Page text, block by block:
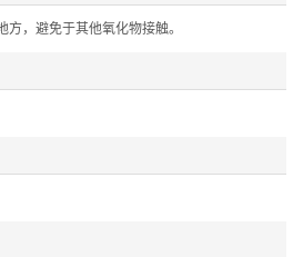
，避免于其他氧化物接触。